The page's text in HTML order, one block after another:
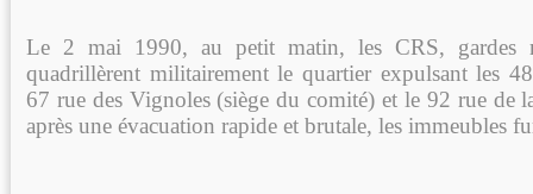
Le 2 mai 1990, au petit matin, les CRS, gardes
quadrillèrent militairement le quartier expulsant les
67 rue des Vignoles (siège du comité) et le 92 rue de
après une évacuation rapide et brutale, les immeubles